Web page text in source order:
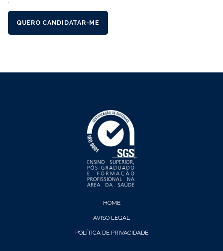
´
QUERO CANDIDATAR-ME
HOME
AVISO LEGAL
POLÍTICA DE PRIVACIDADE